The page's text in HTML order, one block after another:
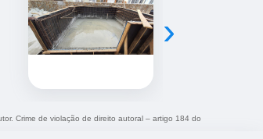
›
Crime de violação de direito autoral – artigo 184 do